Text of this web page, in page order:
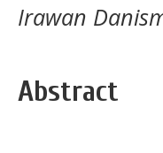
Irawan
Abstract